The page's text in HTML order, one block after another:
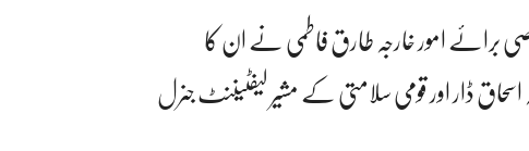
برائے امور خارجہ طارق فاطمی نے ان کا
ڈار اور قومی سلامتی کے مشیر لیفٹیننٹ جنرل